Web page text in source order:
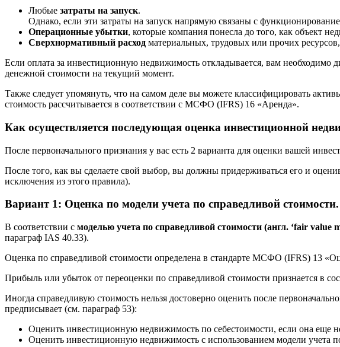
Любые затраты на запуск.
Однако, если эти затраты на запуск напрямую связаны с
Операционные убытки, которые компания понесла до того, как объект
Сверхнормативный расход материальных, трудовых или прочих
Если оплата за инвестиционную недвижимость откладывается, вам необходимо
денежной стоимости на текущий момент.
Также следует упомянуть, что на самом деле вы можете классифицировать
стоимость рассчитывается в соответствии с МСФО (IFRS) 16 «Аренда».
Как осуществляется последующая оценка инвестиционной
После первоначального признания у вас есть 2 варианта для оценки вашей
После того, как вы сделаете свой выбор, вы должны придерживаться его и
исключения из этого правила).
Вариант 1: Оценка по модели учета по справедливой стоимости.
В соответствии с моделью учета по справедливой стоимости (англ. ‘fair value
параграф IAS 40.33).
Оценка по справедливой стоимости определена в стандарте МСФО (IFRS) 13
Прибыль или убыток от переоценки по справедливой стоимости признается в
Иногда справедливую стоимость нельзя достоверно оценить после
предписывает (см. параграф 53):
Оценить инвестиционную недвижимость по себестоимости, если она еще
Оценить инвестиционную недвижимость с использованием модели учета